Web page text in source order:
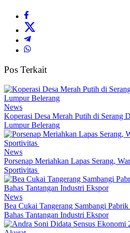
Pos Terkait
News
Koperasi Desa Merah Putih di Serang
Lumpur Belerang
News
Porsenap Meriahkan Lapas Serang,
Sportivitas
News
Bea Cukai Tangerang Sambangi
Bahas Tantangan Industri Ekspor